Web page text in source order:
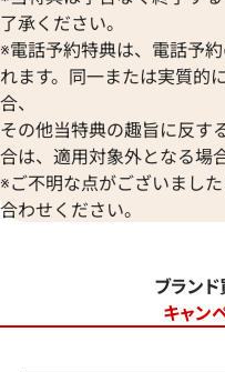
了承ください。
※電話予約特典は、電話予
れます。同一または実質的
合、
その他当特典の趣旨に反す
合は、適用対象外となる場
※ご不明な点がございまし
合わせください。
ブラン
キャン